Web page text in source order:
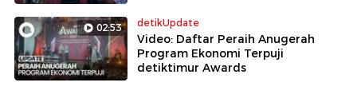
02:53 detikUpdate
Video: Daftar Peraih Anugerah
Program Ekonomi Terpuji
detiktimur Awards